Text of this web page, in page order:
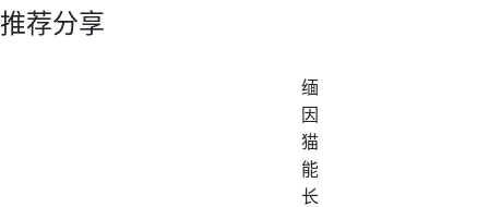
推荐分享
缅
因
猫
能
长